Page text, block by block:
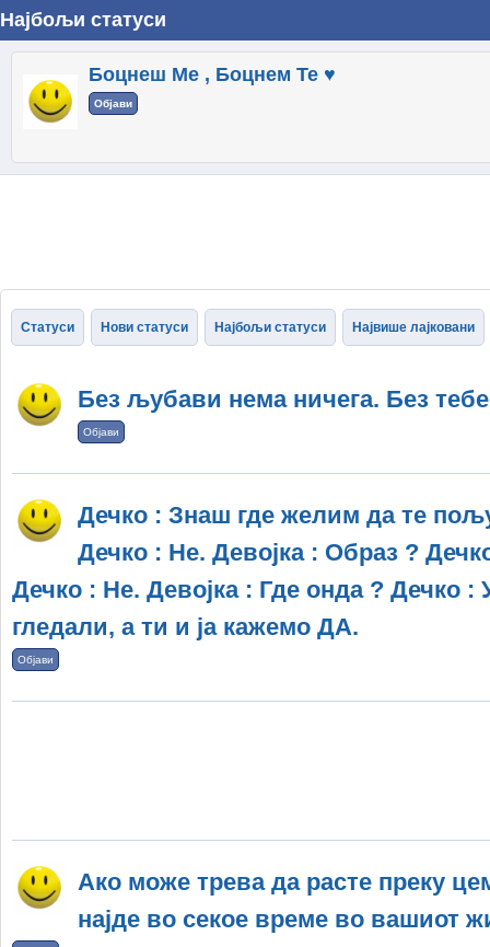
Најбољи статуси
Боцнеш Ме , Боцнем Те ♥
Објави
Статуси Нови статуси Најбољи статуси Највише лајковани
Без љубави нема ничега. Без
Објави
Дечко : Знаш где желим да те
Дечко : Не. Девојка : Образ ?
Дечко : Не. Девојка : Где онда ? Дечко :
гледали, а ти и ја кажемо ДА.
Објави
Ако може трева да расте преку
најде во секое време во вашиот